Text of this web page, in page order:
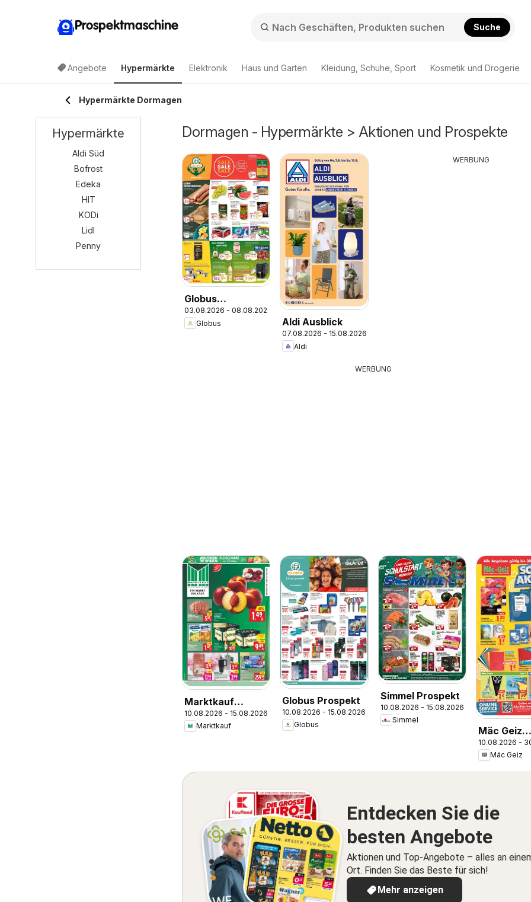
Prospektmaschine Suche
Angebote Hypermärkte Elektronik Haus und Garten Kleidung, Schuhe, Sport Kosmetik und Drogerie
Hypermärkte Dormagen
Dormagen - Hypermärkte > Aktionen und Prospekte
Globus
Wochenangebote
03.08.2026 - 08.08.2026
Globus
Aldi Ausblick
07.08.2026 - 15.08.2026
Aldi
WERBUNG
WERBUNG
Marktkauf
Prospekt
10.08.2026 - 15.08.2026
Marktkauf
Globus Prospekt
10.08.2026 - 15.08.2026
Globus
Simmel Prospekt
10.08.2026 - 15.08.2026
Simmel
Mäc Geiz
10.08.2026 -
Mäc Geiz
Entdecken Sie die
besten Angebote
Aktionen und Top-Angebote – alles an
Ort. Finden Sie das Beste für sich!
Mehr anzeigen
Hypermärkte
Aldi Süd
Bofrost
Edeka
HIT
KODi
Lidl
Penny